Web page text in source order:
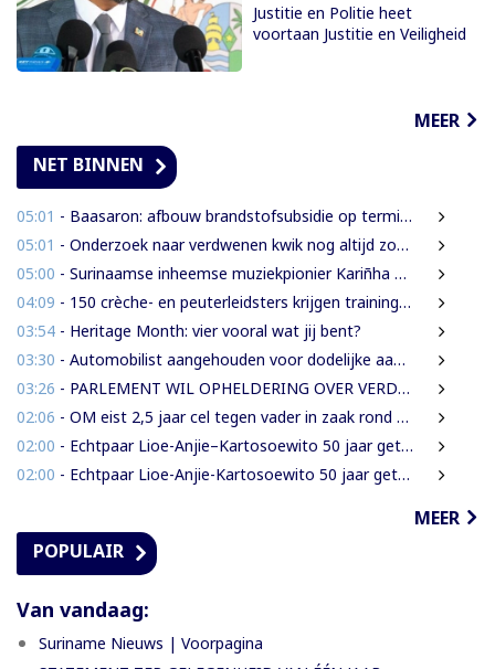
Justitie en Politie heet
voortaan Justitie en Veiligheid
MEER
NET BINNEN
05:01 - Baasaron: afbouw brandstofsubsidie op termijn onvermijdelijk
05:01 - Onderzoek naar verdwenen kwik nog altijd zonder resultaat
05:00 - Surinaamse inheemse muziekpionier Kariñha Basi krijgt oeuvreprijs in Rotterdam
04:09 - 150 crèche- en peuterleidsters krijgen training in verkeerseducatie
03:54 - Heritage Month: vier vooral wat jij bent?
03:30 - Automobilist aangehouden voor dodelijke aanrijding met voetganger en doorrijden na ongeval
03:26 - PARLEMENT WIL OPHELDERING OVER VERDWENEN INBESLAGGENOMEN LEVENSMIDDELEN
02:06 - OM eist 2,5 jaar cel tegen vader in zaak rond mishandeling en verwaarlozing
02:00 - Echtpaar Lioe-Anjie–Kartosoewito 50 jaar getrouwd
02:00 - Echtpaar Lioe-Anjie-Kartosoewito 50 jaar getrouwd
MEER
POPULAIR
Van vandaag:
Suriname Nieuws | Voorpagina